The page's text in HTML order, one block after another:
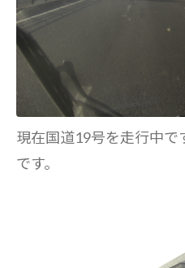
現在国道19号を走行中で
です。